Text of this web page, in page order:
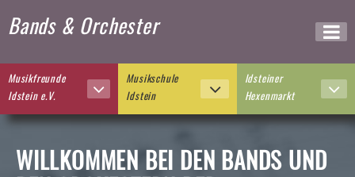
überspringen
Musikfreunde
Idstein e.V.
untermenü
öffnen
Musikschule
Idstein
untermenü
öffnen
Bands & Orchester
Idsteiner
Hexenmarkt
WILLKOMMEN BEI DEN BANDS UND